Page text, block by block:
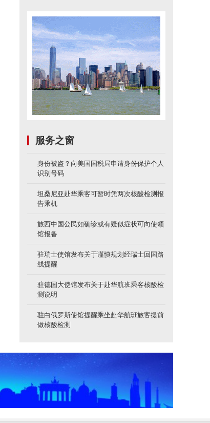
服务之窗
身份被盗？向美国国税局申请身份保护个人
识别号码
坦桑尼亚赴华乘客可暂时凭两次核酸检测报
告乘机
旅西中国公民如确诊或有疑似症状可向使领
馆报备
驻瑞士使馆发布关于谨慎规划经瑞士回国路
线提醒
驻德国大使馆发布关于赴华航班乘客核酸检
测说明
驻白俄罗斯使馆提醒乘坐赴华航班旅客提前
做核酸检测